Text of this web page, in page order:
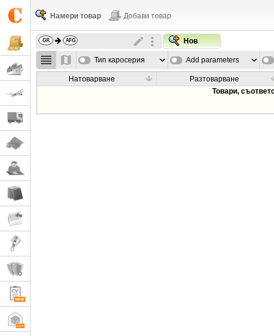
Намери товар Добави товар
Нов
Тип каросерия Add parameters
Натоварване
Разтоварване
Товари,